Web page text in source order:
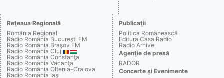
Reţeaua Regională
România Regional
Radio România Bucureşti FM
Radio România Braşov FM
Radio România Cluj
Radio România Constanţa
Radio România Vacanţa
Radio România Oltenia-Craiova
Radio România Iaşi
Publicaţii
Politica Românească
Editura Casa Radio
Radio Arhive
Agenţie de presă
RADOR
Concerte şi Evenimente